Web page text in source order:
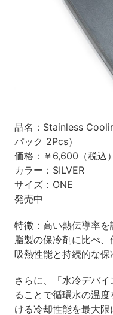
品名：Stainless
パック 2Pcs）
価格：￥6,600（税込）
カラー：SILVER
サイズ：ONE
発売中
特徴：高い熱伝導率
脂製の保冷剤に比べ
吸熱性能と持続的な保
さらに、「水冷デバ
ることで循環水の温
ける冷却性能を最大限